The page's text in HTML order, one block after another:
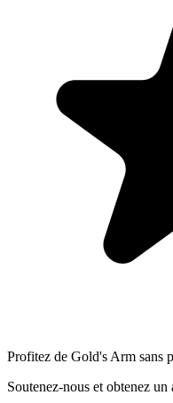
Profitez de Gold's Arm sans
Soutenez-nous et obtenez